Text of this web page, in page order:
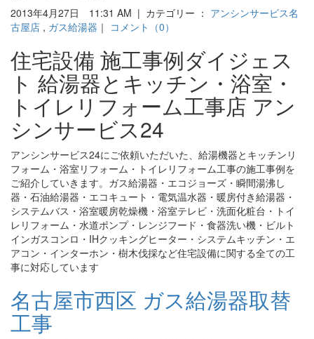
2013年4月27日 11:31 AM | カテゴリー ： アンシンサービス名
古屋店 , ガス給湯器 ｜ コメント（0）
住宅設備 施工事例ダイジェス
ト 給湯器とキッチン・浴室・
トイレリフォーム工事店 アン
シンサービス24
アンシンサービス24にご依頼いただいた、給湯機器とキッチンリ
フォーム・浴室リフォーム・トイレリフォーム工事の施工事例を
ご紹介していきます。ガス給湯器・エコジョーズ・瞬間湯沸し
器・石油給湯器・エコキュート・電気温水器・暖房付き給湯器・
システムバス・浴室暖房乾燥機・浴室テレビ・洗面化粧台・トイ
レリフォーム・水道ポンプ・レンジフード・食器洗い機・ビルト
インガスコンロ・IHクッキングヒーター・システムキッチン・エ
アコン・インターホン・樹木伐採など住宅設備に関する全ての工
事に対応しています
名古屋市西区 ガス給湯器取替
工事